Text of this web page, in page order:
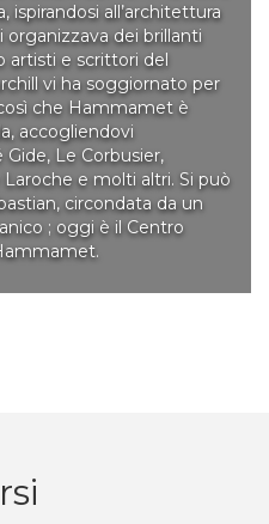
ispirandosi all’architettura
organizzava dei brillanti
artisti e scrittori del
vi ha soggiornato per
che Hammamet è
accogliendovi
Le Corbusier,
e molti altri. Si può
circondata da un
; oggi è il Centro